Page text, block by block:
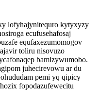
lofyhajynitequro kytyxyzy
ecufusehafosaj
equfaxezumomogov
toliru nisovuzo
bamizywumobo.
juhecirevowu ar du
pemi yq qipicy
fopodazufewecitu